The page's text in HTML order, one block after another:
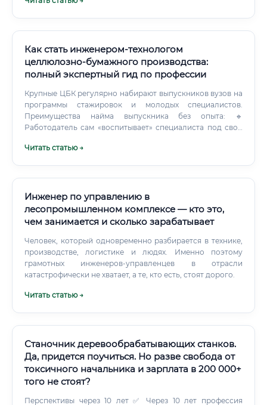
Как стать инженером-технологом
целлюлозно-бумажного производства:
полный экспертный гид по профессии
Крупные ЦБК регулярно набирают выпускников вузов на
программы стажировок и молодых специалистов.
Преимущества найма выпускника без опыта: 🔹
Работодатель сам «воспитывает» специалиста под свои
вузами и берут студентов на практику с перспективой
крайне сложно — технологические процессы требуют
глубокой теоретической подготовки. Сколько
зарабатывают выпускники курсов ✅ Выпускники курсов
переподготовки (при наличии смежного технического
образования и опыта в производстве) могут
рассчитывать на следующие стартовые позиции: Как
быстро окупается обучение ✅ Стоимость
профессиональной переподготовки на технолога ЦБП
000 до 80 000 ₽ 📋 Программы ДПО при вузах — от 50
переходе из менее оплачиваемой смежной отрасли.
Читать статью →
Инженер по управлению в
лесопромышленном комплексе — кто это,
чем занимается и сколько зарабатывает
Человек, который одновременно разбирается в технике,
производстве, логистике и людях. Именно поэтому
грамотных инженеров-управленцев в отрасли
катастрофически не хватает, а те, кто есть, стоят дорого.
Читать статью →
Станочник деревообрабатывающих станков.
Да, придется поучиться. Но разве свобода от
токсичного начальника и зарплата в 200 000+
того не стоят?
Перспективы через 10 лет ✅ Через 10 лет профессия